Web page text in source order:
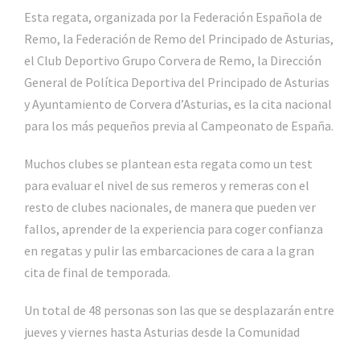
Esta regata, organizada por la Federación Española de
Remo, la Federación de Remo del Principado de Asturias,
el Club Deportivo Grupo Corvera de Remo, la Dirección
General de Política Deportiva del Principado de Asturias
y Ayuntamiento de Corvera d’Asturias, es la cita nacional
para los más pequeños previa al Campeonato de España.
Muchos clubes se plantean esta regata como un test
para evaluar el nivel de sus remeros y remeras con el
resto de clubes nacionales, de manera que pueden ver
fallos, aprender de la experiencia para coger confianza
en regatas y pulir las embarcaciones de cara a la gran
cita de final de temporada.
Un total de 48 personas son las que se desplazarán entre
jueves y viernes hasta Asturias desde la Comunidad